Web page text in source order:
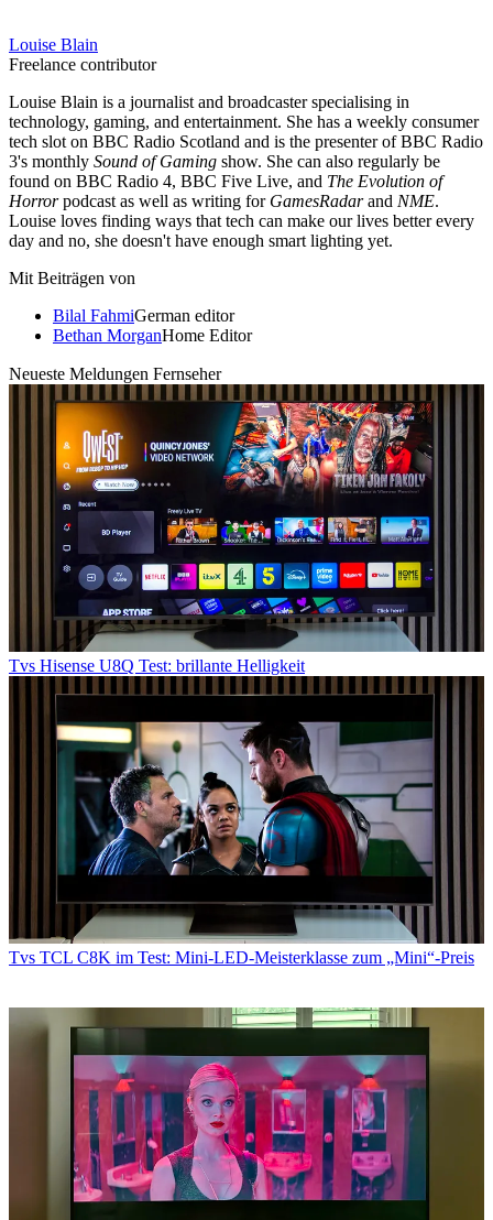
Louise Blain
Freelance contributor
Louise Blain is a journalist and broadcaster specialising in
technology, gaming, and entertainment. She has a weekly consumer
tech slot on BBC Radio Scotland and is the presenter of BBC Radio
3's monthly Sound of Gaming show. She can also regularly be
found on BBC Radio 4, BBC Five Live, and The Evolution of
Horrorpodcast as well as writing for GamesRadarand NME.
Louise loves finding ways that tech can make our lives better every
day and no, she doesn't have enough smart lighting yet.
Mit Beiträgen von
Bilal FahmiGerman editor
Bethan MorganHome Editor
Neueste Meldungen Fernseher
Tvs Hisense U8Q Test: brillante Helligkeit
Tvs TCL C8K im Test: Mini‑LED‑Meisterklasse zum „Mini“-Preis